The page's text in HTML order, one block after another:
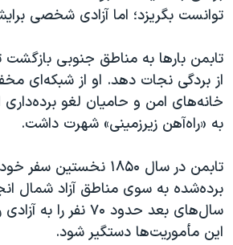
توانست بگریزد؛ اما آزادی شخصی
تابمن بارها به مناطق جنوبی بازگشت
از بردگی نجات دهد. او از شبکه‌ای
خانه‌های امن و حامیان لغو
به «راه‌آهن زیرزمینی» شهرت داشت.
تابمن در سال ۱۸۵۰
برده‌شده به سوی مناطق آزاد شمال
سال‌های بعد حدود ۷۰ نفر
این مأموریت‌ها دستگیر شود.